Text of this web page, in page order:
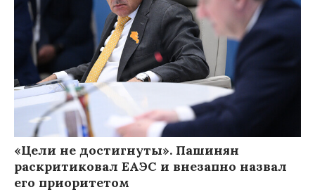
«Цели не достигнуты». Пашинян
раскритиковал ЕАЭС и внезапно назвал
его приоритетом